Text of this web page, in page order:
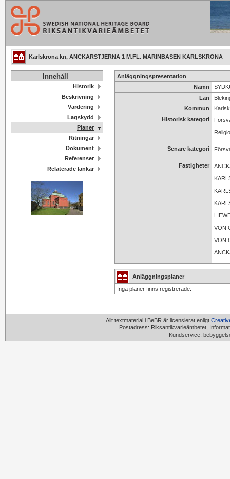
Karlskrona kn, ANCKARSTJERNA 1 M.FL. MARINBASEN KARLSKRONA
Innehåll
Historik
Beskrivning
Värdering
Lagskydd
Planer
Ritningar
Dokument
Referenser
Relaterade länkar
Anläggningspresentation
Namn
Län
Kommun
Historisk kategori
Senare kategori
Fastigheter
VON
VON
Anläggningsplaner
Inga planer finns registrerade.
Allt textmaterial i BeBR är licensierat enligt
Postadress: Riksantikvarieämbetet,
Kundservice: